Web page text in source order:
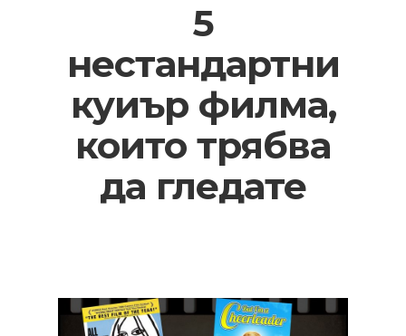
5
нестандартни
куиър филма,
които трябва
да гледате